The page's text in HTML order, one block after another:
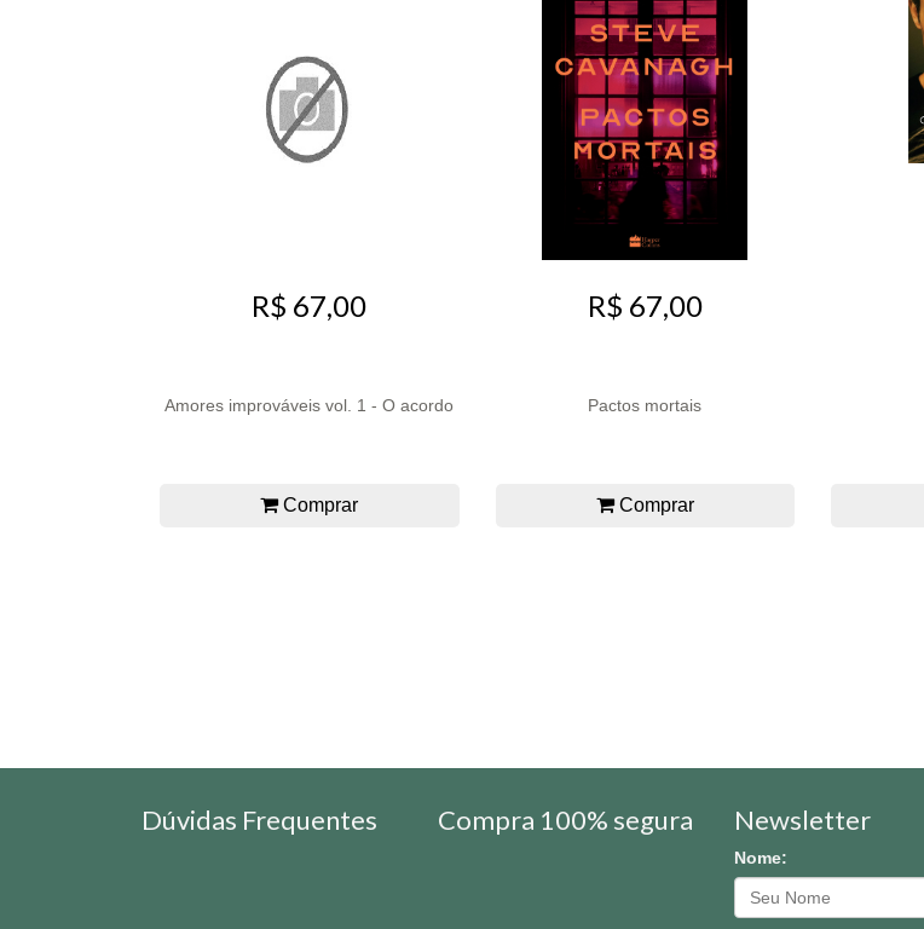
R$ 67,00
Amores improváveis vol. 1 - O acordo
Comprar
R$ 67,00
Pactos mortais
Comprar
Dúvidas Frequentes Compra 100% segura Newsletter
Nome: